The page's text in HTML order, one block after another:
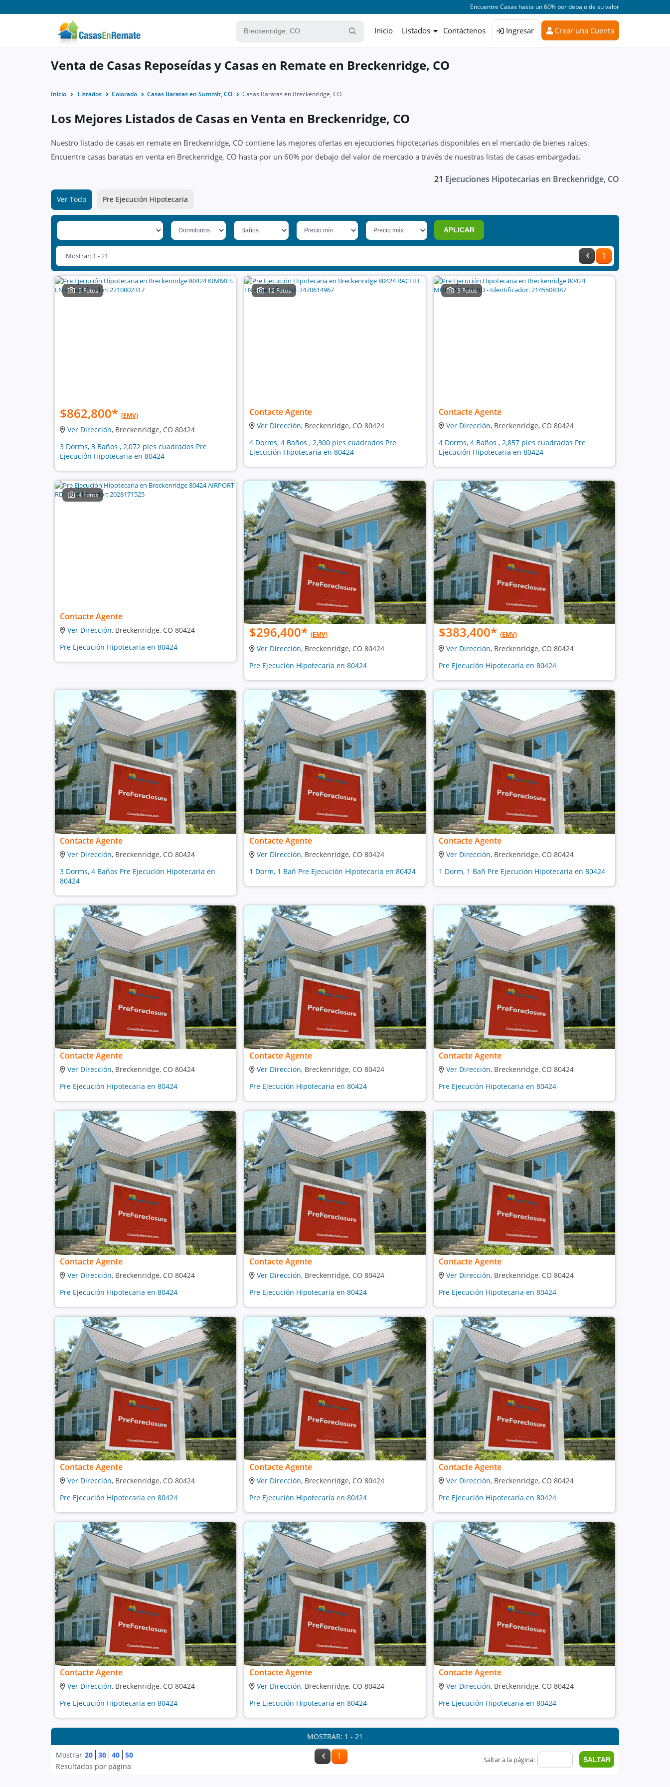
Encuentre Casas hasta un 60% por debajo de su valor
Inicio Listados Contáctenos Ingresar Crear una Cuenta
Venta de Casas Reposeídas y Casas en Remate en Breckenridge, CO
Inicio Listados Colorado Casas Baratas en Summit, CO Casas Baratas en Breckenridge, CO
Los Mejores Listados de Casas en Venta en Breckenridge, CO
Nuestro listado de casas en remate en Breckenridge, CO contiene las mejores ofertas en ejecuciones hipotecarias disponibles en el mercado de bienes raíces.
Encuentre casas baratas en venta en Breckenridge, CO hasta por un 60% por debajo del valor de mercado a través de nuestras listas de casas embargadas.
21 Ejecuciones Hipotecarias en Breckenridge, CO
Ver Todo Pre Ejecución Hipotecaria
APLICAR
1
Mostrar: 1 - 21
9 Fotos
$862,800* (EMV)
Ver Dirección, Breckenridge, CO 80424
3 Dorms, 3 Baños , 2,072 pies cuadrados Pre
Ejecución Hipotecaria en 80424
12 Fotos
Contacte Agente
Ver Dirección, Breckenridge, CO 80424
4 Dorms, 4 Baños , 2,300 pies cuadrados Pre
Ejecución Hipotecaria en 80424
3 Fotos
Contacte Agente
Ver Dirección, Breckenridge, CO 80424
4 Dorms, 4 Baños , 2,857 pies cuadrados Pre
Ejecución Hipotecaria en 80424
4 Fotos
Contacte Agente
Ver Dirección, Breckenridge, CO 80424
Pre Ejecución Hipotecaria en 80424
$296,400* (EMV)
Ver Dirección, Breckenridge, CO 80424
Pre Ejecución Hipotecaria en 80424
$383,400* (EMV)
Ver Dirección, Breckenridge, CO 80424
Pre Ejecución Hipotecaria en 80424
Contacte Agente
Ver Dirección, Breckenridge, CO 80424
3 Dorms, 4 Baños Pre Ejecución Hipotecaria en
80424
Contacte Agente
Ver Dirección, Breckenridge, CO 80424
1 Dorm, 1 Bañ Pre Ejecución Hipotecaria en 80424
Contacte Agente
Ver Dirección, Breckenridge, CO 80424
1 Dorm, 1 Bañ Pre Ejecución Hipotecaria en 80424
Contacte Agente
Ver Dirección, Breckenridge, CO 80424
Pre Ejecución Hipotecaria en 80424
Contacte Agente
Ver Dirección, Breckenridge, CO 80424
Pre Ejecución Hipotecaria en 80424
Contacte Agente
Ver Dirección, Breckenridge, CO 80424
Pre Ejecución Hipotecaria en 80424
Contacte Agente
Ver Dirección, Breckenridge, CO 80424
Pre Ejecución Hipotecaria en 80424
Contacte Agente
Ver Dirección, Breckenridge, CO 80424
Pre Ejecución Hipotecaria en 80424
Contacte Agente
Ver Dirección, Breckenridge, CO 80424
Pre Ejecución Hipotecaria en 80424
Contacte Agente
Ver Dirección, Breckenridge, CO 80424
Pre Ejecución Hipotecaria en 80424
Contacte Agente
Ver Dirección, Breckenridge, CO 80424
Pre Ejecución Hipotecaria en 80424
Contacte Agente
Ver Dirección, Breckenridge, CO 80424
Pre Ejecución Hipotecaria en 80424
Contacte Agente
Ver Dirección, Breckenridge, CO 80424
Pre Ejecución Hipotecaria en 80424
Contacte Agente
Ver Dirección, Breckenridge, CO 80424
Pre Ejecución Hipotecaria en 80424
Contacte Agente
Ver Dirección, Breckenridge, CO 80424
Pre Ejecución Hipotecaria en 80424
MOSTRAR: 1 - 21
Saltar a la página:
Mostrar 20 30 40 50
Resultados por página
1